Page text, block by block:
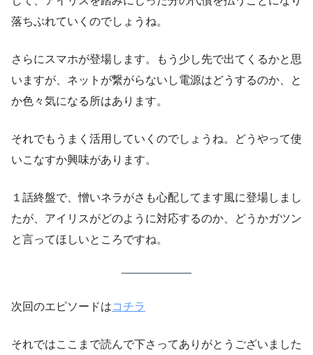
落ちぶれていくのでしょうね。
さらにスマホが登場します。もう少し先で出てくるかと思
いますが、ネットが繋がらないし電源はどうするのか、と
か色々気になる所はあります。
それでもうまく活用していくのでしょうね。どうやって使
いこなすか興味があります。
１話終盤で、憎いネラがさも心配してます風に登場しまし
たが、アイリスがどのように対応するのか、どうかガツン
と言ってほしいところですね。
次回のエピソードはコチラ
それではここまで読んで下さってありがとうございました